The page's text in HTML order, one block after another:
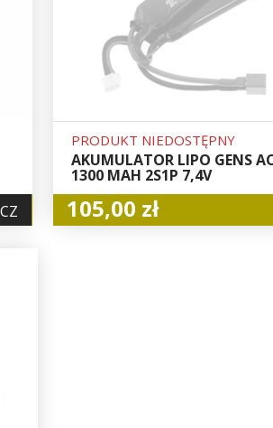
PRODUKT NIEDOSTĘPNY
AKUMULATOR LIPO GENS
1300 MAH 2S1P 7,4V
105,00 zł